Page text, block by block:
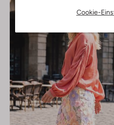
Cookie-